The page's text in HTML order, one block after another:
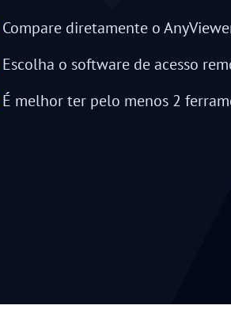
Compare diretamente o
Escolha o software de acesso
É melhor ter pelo menos 2